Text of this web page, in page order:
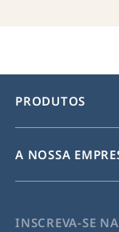
PRODUTOS
A NOSSA
INSCREVA-SE